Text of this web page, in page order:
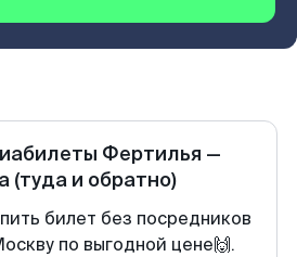
Фертилья —
(туда и обратно)
билет без посредников
по выгодной цене🙌.